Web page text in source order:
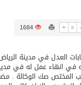
في الجييش الكويتي
+ = -
1684
العدل في مدينة
في انهاء عمل له في
المختص صك الوكالة .